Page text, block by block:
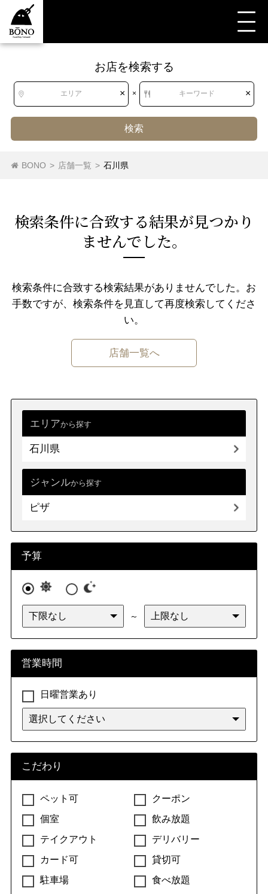
お店を検索する
エリア × × キーワード ×
検索
BONO > 店舗一覧 > 石川県
エリアから探す
石川県
すべて 石川県
北海道 北海道
山形県 福島県
栃木県
山梨県 長野県 岐阜県
愛知県
兵庫県
中国 広島県
山口県
四国 高知県
九州・沖縄 福岡県 佐賀県 長崎県 熊本県
大分県 宮崎県 鹿児島県
沖縄県
ジャンルから探す
ピザ
すべて 洋食・西洋料理 パスタ・ピザ ピザ
パスタ ピザ
予算
～
営業時間
日曜営業あり
こだわり
ペット可
クーポン
個室
飲み放題
テイクアウト
デリバリー
カード可
貸切可
駐車場
食べ放題
検索条件に合致する結果が⾒つかり
ませんでした。
検索条件に合致する検索結果がありませんでした。 お
手数ですが、検索条件を⾒直して再度検索してくださ
い。
店舗一覧へ